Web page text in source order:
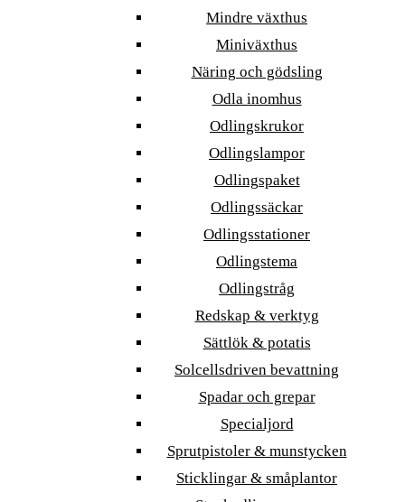
Mindre växthus
Miniväxthus
Näring och gödsling
Odla inomhus
Odlingskrukor
Odlingslampor
Odlingspaket
Odlingssäckar
Odlingsstationer
Odlingstema
Odlingstråg
Redskap & verktyg
Sättlök & potatis
Solcellsdriven bevattning
Spadar och grepar
Specialjord
Sprutpistoler & munstycken
Sticklingar & småplantor